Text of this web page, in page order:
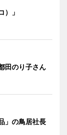
）」
田のり子さん
」の鳥居社長